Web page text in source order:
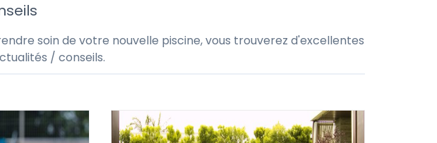
soin de votre nouvelle piscine, vous trouverez d'excellentes
/ conseils.